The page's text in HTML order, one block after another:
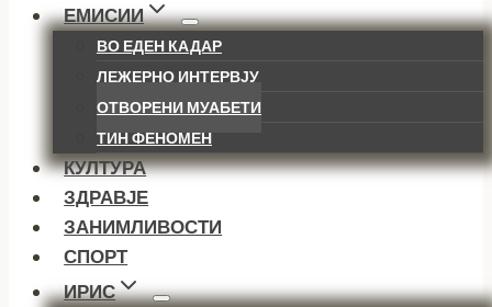
ЕМИСИИ
ВО ЕДЕН КАДАР
ЛЕЖЕРНО ИНТЕРВЈУ
ОТВОРЕНИ МУАБЕТИ
ТИН ФЕНОМЕН
КУЛТУРА
ЗДРАВЈЕ
ЗАНИМЛИВОСТИ
СПОРТ
ИРИС